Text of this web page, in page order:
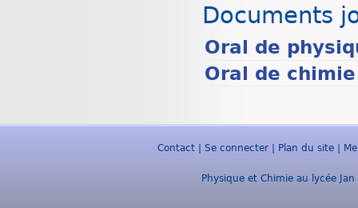
Documents
Oral de
Oral de
Contact | Se connecter | Plan du site |
Physique et Chimie au lycée